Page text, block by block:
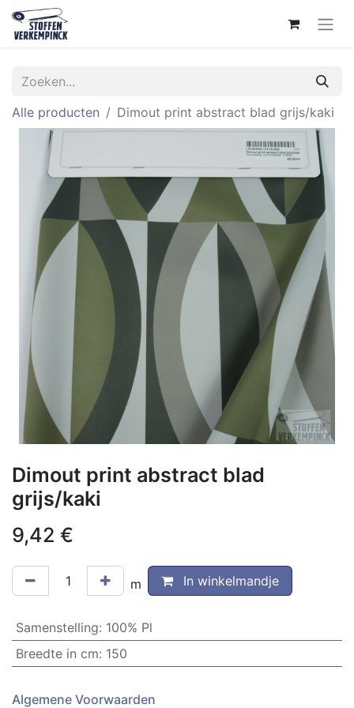
Alle producten Dimout print abstract blad grijs/kaki
Dimout print abstract blad
grijs/kaki
9,42 €
m In winkelmandje
Samenstelling: 100% Pl
Breedte in cm: 150
Algemene Voorwaarden